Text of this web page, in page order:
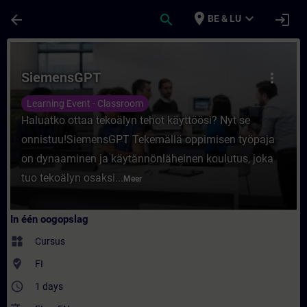
arrow_back search place BE & LU expand_more login
Cursus - SiemensGPT - Training -
more_vert
SiemensGPT
Learning Event - Classroom
Haluatko ottaa tekoälyn tehot käyttöösi? Nyt se
onnistuu!SiemensGPT Tekemällä oppimisen työpaja
on dynaaminen ja käytännönläheinen koulutus, joka
tuo tekoälyn osaksi... Meer
In één oogopslag
widgets Cursus
where_to_vote FI
access_time 1 days